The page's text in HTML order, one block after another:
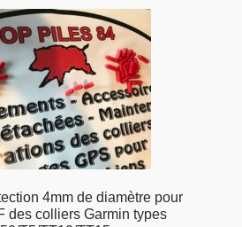
4mm de diamètre pour
des colliers Garmin types